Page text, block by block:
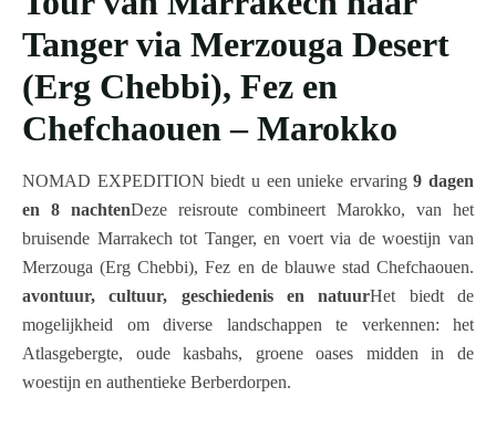
Tanger via Merzouga Desert
(Erg Chebbi), Fez en
Chefchaouen – Marokko
NOMAD EXPEDITION biedt u een unieke ervaring9 dagen
en 8 nachtenDeze reisroute combineert Marokko, van het
bruisende Marrakech tot Tanger, en voert via de woestijn van
Merzouga (Erg Chebbi), Fez en de blauwe stad Chefchaouen.
avontuur, cultuur, geschiedenis en natuurHet biedt de
mogelijkheid om diverse landschappen te verkennen: het
Atlasgebergte, oude kasbahs, groene oases midden in de
woestijn en authentieke Berberdorpen.